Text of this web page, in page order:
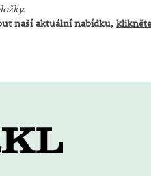
naší aktuální nabídku,